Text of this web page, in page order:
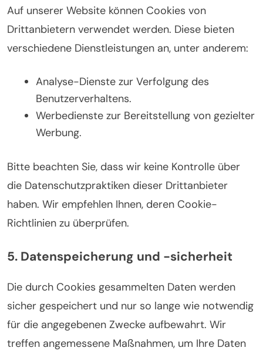
Auf unserer Website können Cookies von
Drittanbietern verwendet werden. Diese bieten
verschiedene Dienstleistungen an, unter anderem:
Analyse-Dienste zur Verfolgung des
Benutzerverhaltens.
Werbedienste zur Bereitstellung von gezielter
Werbung.
Bitte beachten Sie, dass wir keine Kontrolle über
die Datenschutzpraktiken dieser Drittanbieter
haben. Wir empfehlen Ihnen, deren Cookie-
Richtlinien zu überprüfen.
5. Datenspeicherung und -sicherheit
Die durch Cookies gesammelten Daten werden
sicher gespeichert und nur so lange wie notwendig
für die angegebenen Zwecke aufbewahrt. Wir
treffen angemessene Maßnahmen, um Ihre Daten